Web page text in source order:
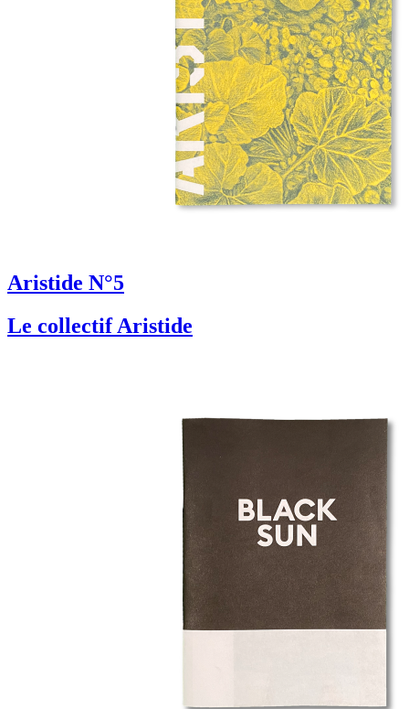
Aristide N°5
Le collectif Aristide